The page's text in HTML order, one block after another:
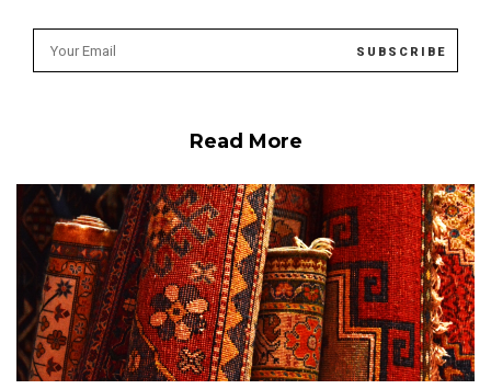
Read More